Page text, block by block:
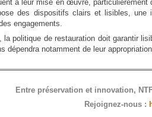
à leur mise en œuvre,
des dispositifs clairs et lisibles,
engagements.
la politique de restauration doit garantir
dépendra notamment de leur
Entre préservation et innovation,
Rejoignez-nous :